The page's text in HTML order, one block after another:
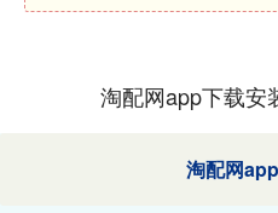
淘配网app下载安
淘配网